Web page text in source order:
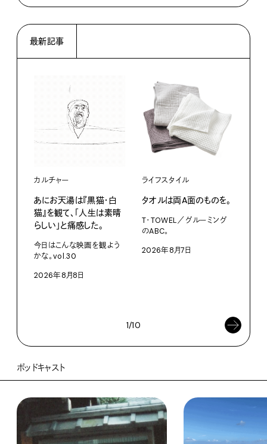
最新記事
カルチャー
あにお天湯は『黒猫・白
猫』を観て、「人生は素晴
らしい」と痛感した。
今日はこんな映画を観よう
かな。vol.30
2026年8月8日
ライフスタイル
タオルは両A面のものを。
T・TOWEL／グルーミング
のABC。
2026年8月7日
1/10
ポッドキャスト